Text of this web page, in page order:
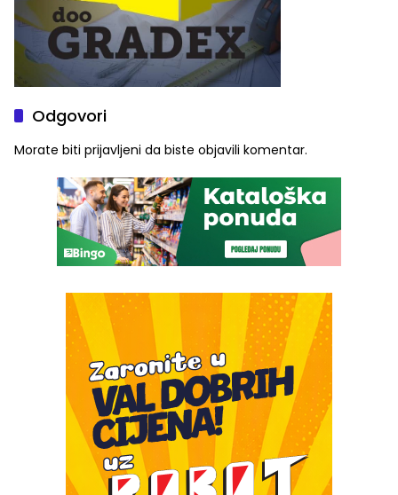
Odgovori
Morate biti prijavljeni da biste objavili komentar.